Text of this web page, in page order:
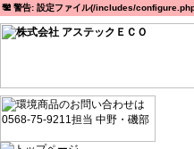
警告: 設定ファイル(/includes/